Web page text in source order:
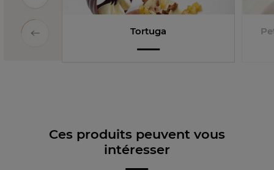
Tortuga
Ces produits peuvent vous
intéresser